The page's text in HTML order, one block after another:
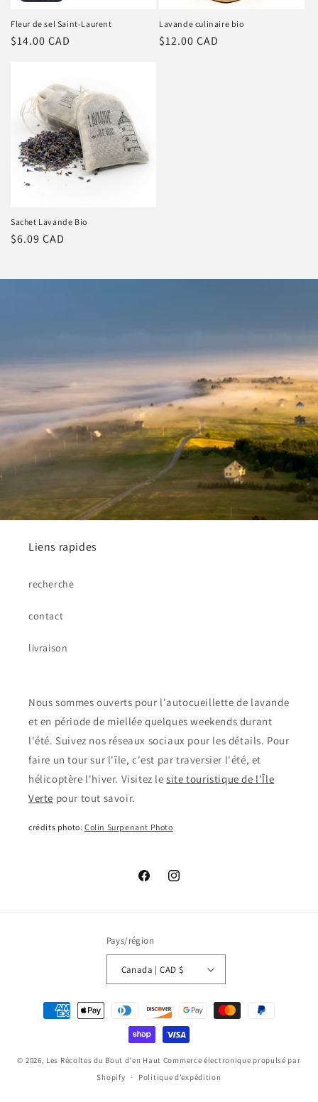
Fleur de sel Saint-Laurent
Prix
$14.00 CAD
Lavande culinaire bio
Prix
$12.00 CAD
Sachet Lavande Bio
Prix
$6.09 CAD
Liens rapides
recherche
contact
livraison
Nous sommes ouverts pour l'autocueillette de lavande
et en période de miellée quelques weekends durant
l'été. Suivez nos réseaux sociaux pour les détails. Pour
faire un tour sur l'île, c'est par traversier l'été, et
hélicoptère l'hiver. Visitez lesite touristique de l'Île
Verte pour tout savoir.
crédits photo: Colin Surpenant Photo
FacebookInstagram
Pays/région
Canada | CAD $
Moyens
© 2026, Les Récoltes du Bout d'en Haut Commerce électronique propulsé par
Shopify
Politique d’expédition